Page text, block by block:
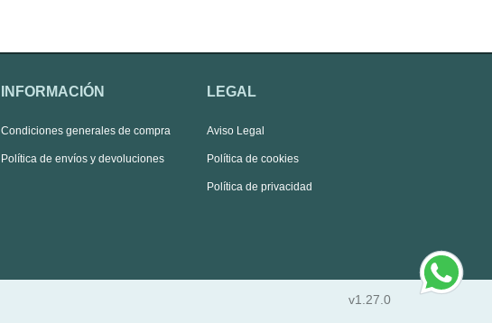
INFORMACIÓN
Condiciones generales de compra
Política de envíos y devoluciones
LEGAL
Aviso Legal
Política de cookies
Política de privacidad
v1.27.0